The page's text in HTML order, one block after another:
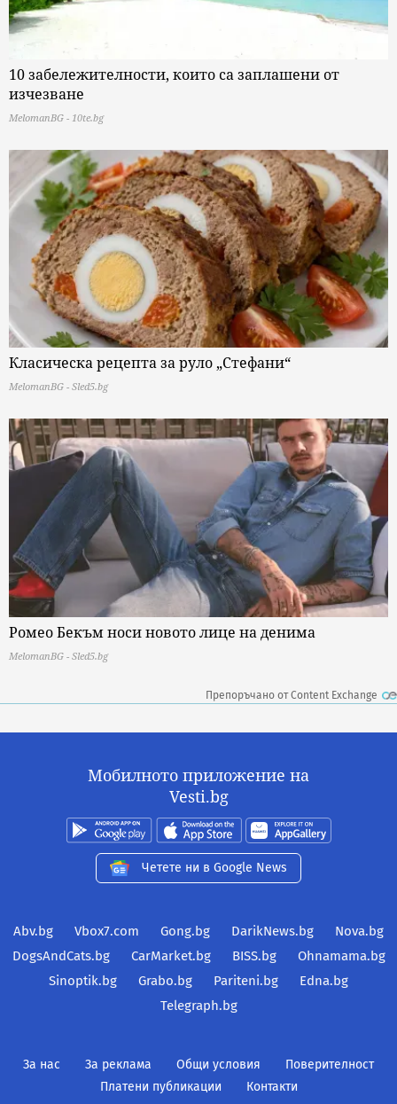
10 забележителности, които са заплашени от
изчезване
MelomanBG - 10te.bg
Класическа рецепта за руло „Стефани“
MelomanBG - Sled5.bg
Ромео Бекъм носи новото лице на денима
MelomanBG - Sled5.bg
Препоръчано от Content Exchange
Мобилното приложение на
Vesti.bg
Четете ни в Google News
Abv.bg Vbox7.com Gong.bg DarikNews.bg
Nova.bg
DogsAndCats.bg
CarMarket.bg BISS.bg
Ohnamama.bg
Sinoptik.bg
Grabo.bg Pariteni.bg
Edna.bg
Telegraph.bg
За нас За реклама Общи условия
Поверителност
Платени публикации
Контакти